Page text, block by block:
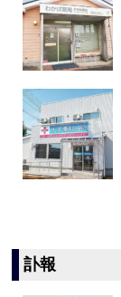
訃報